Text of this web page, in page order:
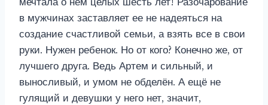
в мужчинах заставляет ее не надеяться на
создание счастливой семьи, а взять все в свои
руки. Нужен ребенок. Но от кого? Конечно же, от
лучшего друга. Ведь Артем и сильный, и
выносливый, и умом не обделён. А ещё не
гулящий и девушки у него нет, значит,